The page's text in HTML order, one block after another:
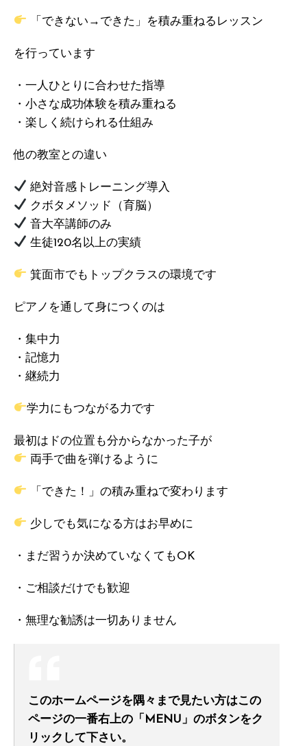
「できない→できた」を積み重ねるレッスン
を行っています
・一人ひとりに合わせた指導
・小さな成功体験を積み重ねる
・楽しく続けられる仕組み
他の教室との違い
絶対音感トレーニング導入
クボタメソッド（育脳）
音大卒講師のみ
生徒120名以上の実績
箕面市でもトップクラスの環境です
ピアノを通して身につくのは
・集中力
・記憶力
・継続力
学力にもつながる力です
最初はドの位置も分からなかった子が
両手で曲を弾けるように
「できた！」の積み重ねで変わります
少しでも気になる方はお早めに
・まだ習うか決めていなくてもOK
・ご相談だけでも歓迎
・無理な勧誘は一切ありません
このホームページを隅々まで見たい方はこの
ページの一番右上の「MENU」のボタンをク
リックして下さい。